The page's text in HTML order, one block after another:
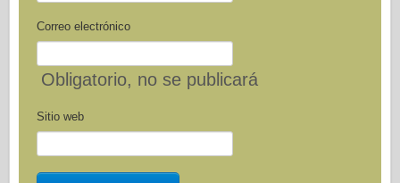
Correo electrónico
Obligatorio, no se publicará
Sitio web